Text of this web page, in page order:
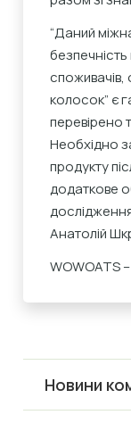
“Даний
споживачів,
колосок” є
перевірено
Необхідно
продукту
додаткове
Анатолій
WOWOATS
Новини